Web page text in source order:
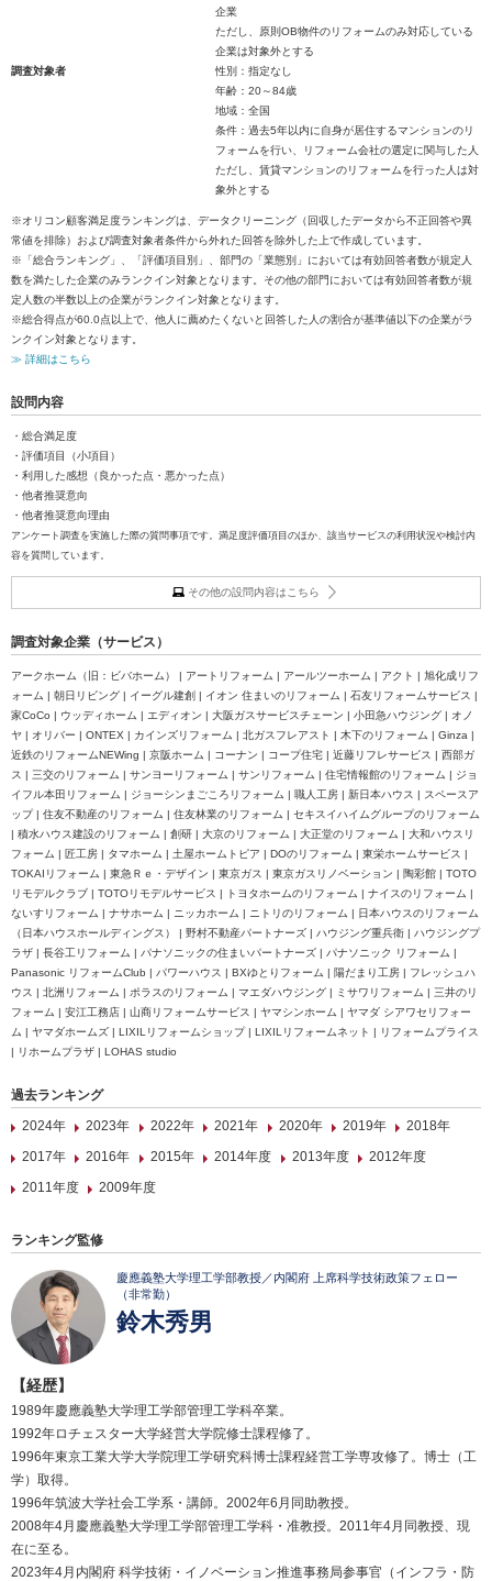
企業
ただし、原則OB物件のリフォームのみ対応している
企業は対象外とする
調査対象者
性別：指定なし
年齢：20～84歳
地域：全国
条件：過去5年以内に自身が居住するマンションのリ
フォームを行い、リフォーム会社の選定に関与した人
ただし、賃貸マンションのリフォームを行った人は対
象外とする
※オリコン顧客満足度ランキングは、データクリーニング（回収したデータから不正回答や異
常値を排除）および調査対象者条件から外れた回答を除外した上で作成しています。
※「総合ランキング」、「評価項目別」、部門の「業態別」においては有効回答者数が規定人
数を満たした企業のみランクイン対象となります。その他の部門においては有効回答者数が規
定人数の半数以上の企業がランクイン対象となります。
※総合得点が60.0点以上で、他人に薦めたくないと回答した人の割合が基準値以下の企業がラ
ンクイン対象となります。
≫ 詳細はこちら
設問内容
・総合満足度
・評価項目（小項目）
・利用した感想（良かった点・悪かった点）
・他者推奨意向
・他者推奨意向理由
アンケート調査を実施した際の質問事項です。満足度評価項目のほか、該当サービスの利用状況や検討内
容を質問しています。
その他の設問内容はこちら
調査対象企業（サービス）
アークホーム（旧：ビバホーム） | アートリフォーム | アールツーホーム | アクト | 旭化成リフ
ォーム | 朝日リビング | イーグル建創 | イオン 住まいのリフォーム | 石友リフォームサービス |
家CoCo | ウッディホーム | エディオン | 大阪ガスサービスチェーン | 小田急ハウジング | オノ
ヤ | オリバー | ONTEX | カインズリフォーム | 北ガスフレアスト | 木下のリフォーム | Ginza |
近鉄のリフォームNEWing | 京阪ホーム | コーナン | コープ住宅 | 近藤リフレサービス | 西部ガ
ス | 三交のリフォーム | サンヨーリフォーム | サンリフォーム | 住宅情報館のリフォーム | ジョ
イフル本田リフォーム | ジョーシンまごころリフォーム | 職人工房 | 新日本ハウス | スペースア
ップ | 住友不動産のリフォーム | 住友林業のリフォーム | セキスイハイムグループのリフォーム
| 積水ハウス建設のリフォーム | 創研 | 大京のリフォーム | 大正堂のリフォーム | 大和ハウスリ
フォーム | 匠工房 | タマホーム | 土屋ホームトピア | DOのリフォーム | 東栄ホームサービス |
TOKAIリフォーム | 東急Ｒｅ・デザイン | 東京ガス | 東京ガスリノベーション | 陶彩館 | TOTO
リモデルクラブ | TOTOリモデルサービス | トヨタホームのリフォーム | ナイスのリフォーム |
ないすリフォーム | ナサホーム | ニッカホーム | ニトリのリフォーム | 日本ハウスのリフォーム
（日本ハウスホールディングス） | 野村不動産パートナーズ | ハウジング重兵衛 | ハウジングプ
ラザ | 長谷工リフォーム | パナソニックの住まいパートナーズ | パナソニック リフォーム |
Panasonic リフォームClub | パワーハウス | BXゆとりフォーム | 陽だまり工房 | フレッシュハ
ウス | 北洲リフォーム | ポラスのリフォーム | マエダハウジング | ミサワリフォーム | 三井のリ
フォーム | 安江工務店 | 山商リフォームサービス | ヤマシンホーム | ヤマダ シアワセリフォー
ム | ヤマダホームズ | LIXILリフォームショップ | LIXILリフォームネット | リフォームプライス
| リホームプラザ | LOHAS studio
過去ランキング
2024年
2023年 2022年 2021年 2020年 2019年
2018年
2017年
2016年 2015年 2014年度 2013年度
2012年度
2011年度
2009年度
ランキング監修
慶應義塾大学理工学部教授／内閣府 上席科学技術政策フェロー
（非常勤）
鈴木秀男
【経歴】
1989年慶應義塾大学理工学部管理工学科卒業。
1992年ロチェスター大学経営大学院修士課程修了。
1996年東京工業大学大学院理工学研究科博士課程経営工学専攻修了。博士（工
学）取得。
1996年筑波大学社会工学系・講師。2002年6月同助教授。
2008年4月慶應義塾大学理工学部管理工学科・准教授。2011年4月同教授、現
在に至る。
2023年4月内閣府 科学技術・イノベーション推進事務局参事官（インフラ・防